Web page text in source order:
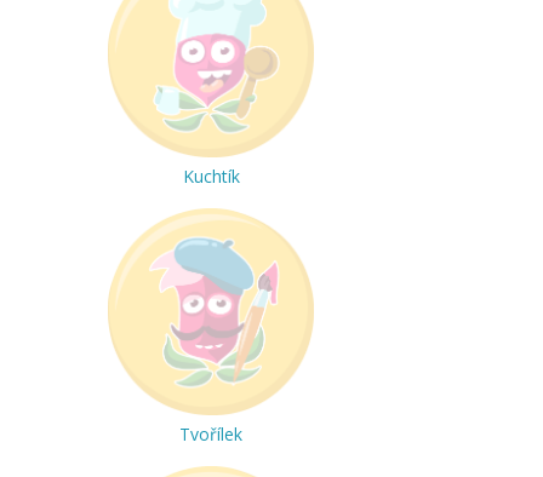
Kuchtík
Tvořílek